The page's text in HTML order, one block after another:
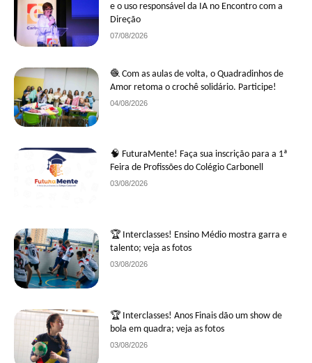
e o uso responsável da IA no Encontro com a
Direção
07/08/2026
🧶 Com as aulas de volta, o Quadradinhos de
Amor retoma o crochê solidário. Participe!
04/08/2026
🧠 FuturaMente! Faça sua inscrição para a 1ª
Feira de Profissões do Colégio Carbonell
03/08/2026
🏆 Interclasses! Ensino Médio mostra garra e
talento; veja as fotos
03/08/2026
🏆 Interclasses! Anos Finais dão um show de
bola em quadra; veja as fotos
03/08/2026